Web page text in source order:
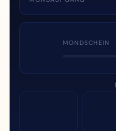
MONDSCHEIN